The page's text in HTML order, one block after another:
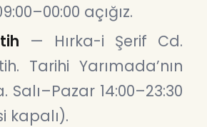
açığız.
— Hırka-i Şerif Cd.
Tarihi Yarımada’nın
Salı–Pazar 14:00–23:30
kapalı).